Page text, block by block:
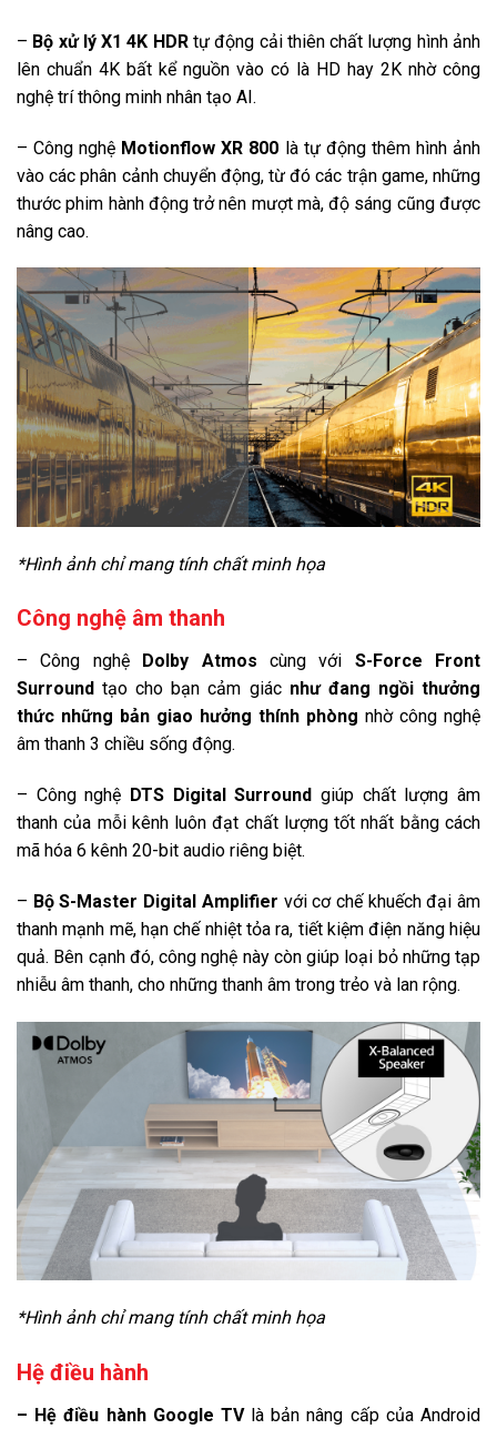
Tổng công suất loa:
Âm thanh vòm:
DTS Digital Surround
Âm thanh vòm S-Force Front Surround
Kết nối với loa tivi:
Có
Các công nghệ khác:
Bộ khuếch đại âm thanh S-Master Digital Amplifier
Cổng kết nối
Kết nối Internet:
Cổng mạng LANWifi
Kết nối không dây:
Bluetooth (Kết nối loa, thiết bị di động)
USB:
2 cổng USB A
Cổng nhận hình ảnh, âm thanh:
Cổng xuất âm thanh:
(ARC)
Thông tin lắp đặt
Kích thước có chân, đặt bàn:
Khối lượng có chân:
23 kg
Kích thước không chân, treo tường:
Khối lượng không chân:
22 kg
Hãng:
Sony.Xem thông tin hãng
– Bộ xử lý X1 4K HDRtự động cải thiên chất lượng hình ảnh
lên chuẩn 4K bất kể nguồn vào có là HD hay 2K nhờ công
nghệ trí thông minh nhân tạo AI.
– Công nghệ Motionflow XR 800 là tự động thêm hình ảnh
vào các phân cảnh chuyển động, từ đó các trận game, những
thước phim hành động trở nên mượt mà, độ sáng cũng được
nâng cao.
*Hình ảnh chỉ mang tính chất minh họa
Công nghệ âm thanh
– Công nghệ Dolby Atmos cùng với S-Force Front
Surround tạo cho bạn cảm giác như đang ngồi thưởng
thức những bản giao hưởng thính phòng nhờ công nghệ
âm thanh 3 chiều sống động.
– Công nghệ DTS Digital Surround giúp chất lượng âm
thanh của mỗi kênh luôn đạt chất lượng tốt nhất bằng cách
mã hóa 6 kênh 20-bit audio riêng biệt.
– Bộ S-Master Digital Amplifier với cơ chế khuếch đại âm
thanh mạnh mẽ, hạn chế nhiệt tỏa ra, tiết kiệm điện năng hiệu
quả. Bên cạnh đó, công nghệ này còn giúp loại bỏ những tạp
nhiễu âm thanh, cho những thanh âm trong trẻo và lan rộng.
*Hình ảnh chỉ mang tính chất minh họa
Hệ điều hành
– Hệ điều hành Google TVlà bản nâng cấp của Android